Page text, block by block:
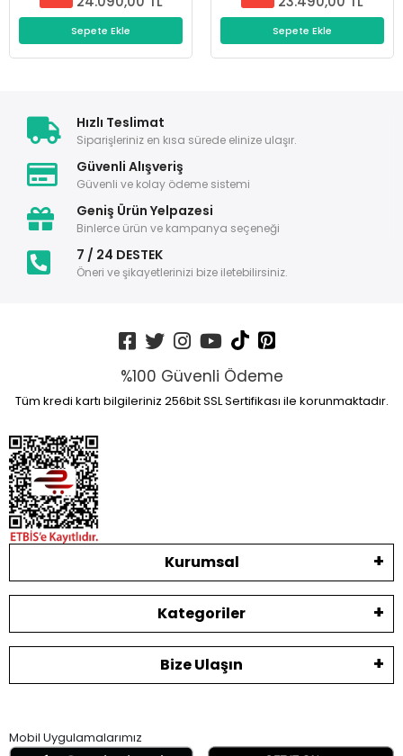
Sepete Ekle Sepete Ekle
Hızlı Teslimat
Siparişleriniz en kısa sürede elinize ulaşır.
Güvenli Alışveriş
Güvenli ve kolay ödeme sistemi
Geniş Ürün Yelpazesi
Binlerce ürün ve kampanya seçeneği
7 / 24 DESTEK
Öneri ve şikayetlerinizi bize iletebilirsiniz.
%100 Güvenli Ödeme
Tüm kredi kartı bilgileriniz 256bit SSL Sertifikası ile korunmaktadır.
Kurumsal
Kategoriler
Bize Ulaşın
Mobil Uygulamalarımız